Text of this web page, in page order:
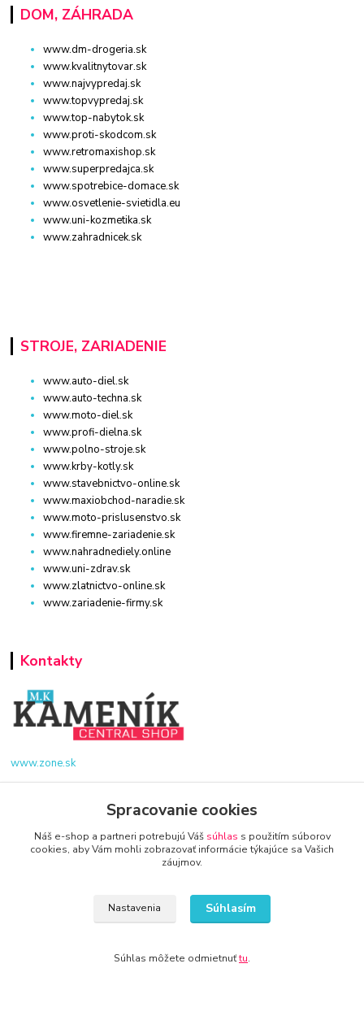
DOM, ZÁHRADA
www.dm-drogeria.sk
www.kvalitnytovar.sk
www.najvypredaj.sk
www.topvypredaj.sk
www.top-nabytok.sk
www.proti-skodcom.sk
www.retromaxishop.sk
www.superpredajca.sk
www.spotrebice-domace.sk
www.osvetlenie-svietidla.eu
www.uni-kozmetika.sk
www.zahradnicek.sk
STROJE, ZARIADENIE
www.auto-diel.sk
www.auto-techna.sk
www.moto-diel.sk
www.profi-dielna.sk
www.polno-stroje.sk
www.krby-kotly.sk
www.stavebnictvo-online.sk
www.maxiobchod-naradie.sk
www.moto-prislusenstvo.sk
www.firemne-zariadenie.sk
www.nahradnediely.online
www.uni-zdrav.sk
www.zlatnictvo-online.sk
www.zariadenie-firmy.sk
Kontakty
www.zone.sk
+421 940 949 000
info@kamenik.sk
© 2024 Všetky práva vyhradené KAMENIK.SK
Spracovanie cookies
Náš e-shop a partneri potrebujú Váš súhlas s použitím súborov
cookies, aby Vám mohli zobrazovať informácie týkajúce sa Vašich
záujmov.
Nastavenia Súhlasím
Súhlas môžete odmietnuťtu.